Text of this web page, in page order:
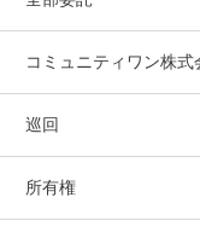
コミュニティワン株式
巡回
所有権